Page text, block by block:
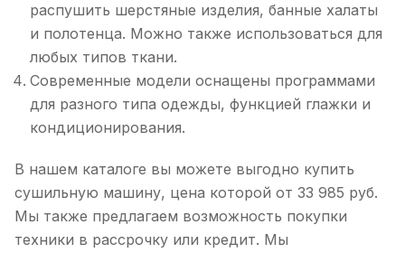
распушить шерстяные изделия, банные халаты
и полотенца. Можно также использоваться для
любых типов ткани.
Современные модели оснащены программами
для разного типа одежды, функцией глажки и
кондиционирования.
В нашем каталоге вы можете выгодно купить
сушильную машину, цена которой от 33 985 руб.
Мы также предлагаем возможность покупки
техники в рассрочку или кредит. Мы